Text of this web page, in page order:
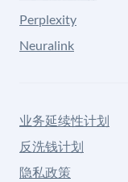
Perplexity
Neuralink
业务延续性计划
反洗钱计划
隐私政策